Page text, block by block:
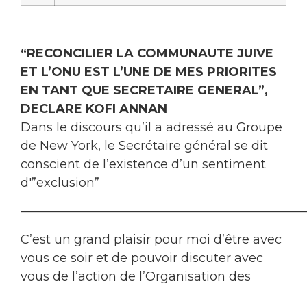
“RECONCILIER LA COMMUNAUTE JUIVE
ET L’ONU EST L’UNE DE MES PRIORITES
EN TANT QUE SECRETAIRE GENERAL”,
DECLARE KOFI ANNAN
Dans le discours qu’il a adressé au Groupe
de New York, le Secrétaire général se dit
conscient de l’existence d’un sentiment
d'”exclusion”
C’est un grand plaisir pour moi d’être avec
vous ce soir et de pouvoir discuter avec
vous de l’action de l’Organisation des